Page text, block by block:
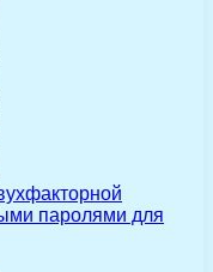
паролями для